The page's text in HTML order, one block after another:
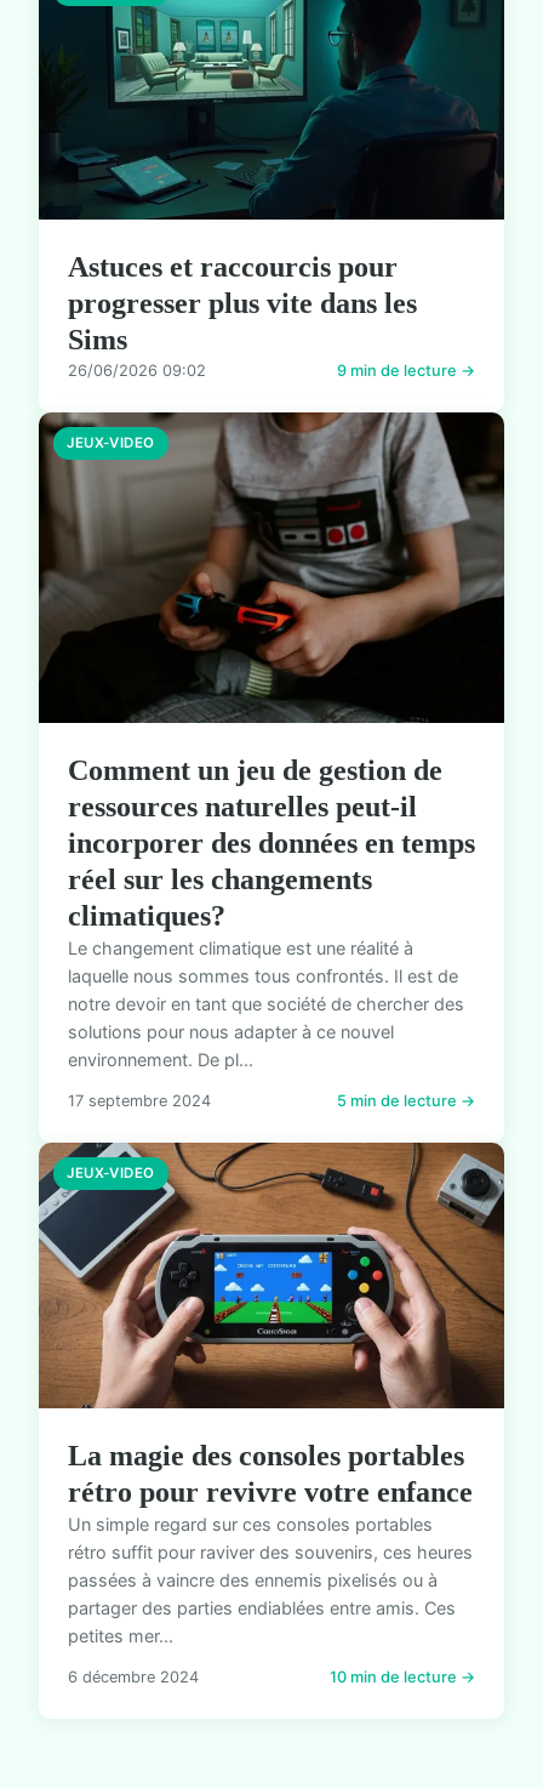
Astuces et raccourcis pour
progresser plus vite dans les
Sims
26/06/2026 09:02 9 min de lecture →
JEUX-VIDEO
Comment un jeu de gestion de
ressources naturelles peut-il
incorporer des données en temps
réel sur les changements
climatiques?
Le changement climatique est une réalité à
laquelle nous sommes tous confrontés. Il est de
notre devoir en tant que société de chercher des
solutions pour nous adapter à ce nouvel
environnement. De pl...
17 septembre 2024 5 min de lecture →
JEUX-VIDEO
La magie des consoles portables
rétro pour revivre votre enfance
Un simple regard sur ces consoles portables
rétro suffit pour raviver des souvenirs, ces heures
passées à vaincre des ennemis pixelisés ou à
partager des parties endiablées entre amis. Ces
petites mer...
6 décembre 2024 10 min de lecture →